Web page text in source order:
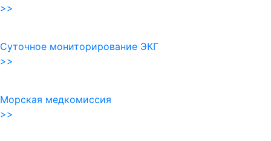
>>
Суточное мониторирование ЭКГ
>>
Морская медкомиссия
>>